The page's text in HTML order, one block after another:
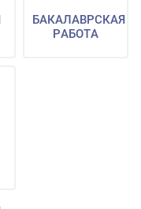
БАКАЛАВРСКАЯ
РАБОТА